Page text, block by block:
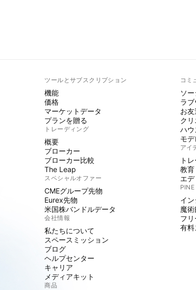
ツールとサブスクリプション
機能
価格
マーケットデータ
プランを贈る
トレーディング
概要
ブローカー
ブローカー比較
The Leap
スペシャルオファー
CMEグループ先物
Eurex先物
米国株バンドルデータ
会社情報
私たちについて
スペースミッション
ブログ
ヘルプセンター
キャリア
メディアキット
商品
コミ
ソ
ラ
お
ク
ハウ
モ
アイ
ト
教育
エ
イ
魔術
フ
有料